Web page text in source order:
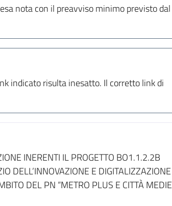
nota con il preavviso minimo previsto dal
indicato risulta inesatto. Il corretto link di
INERENTI IL PROGETTO BO1.1.2.2B
DELL’INNOVAZIONE E DIGITALIZZAZIONE
DEL PN “METRO PLUS E CITTÀ MEDIE